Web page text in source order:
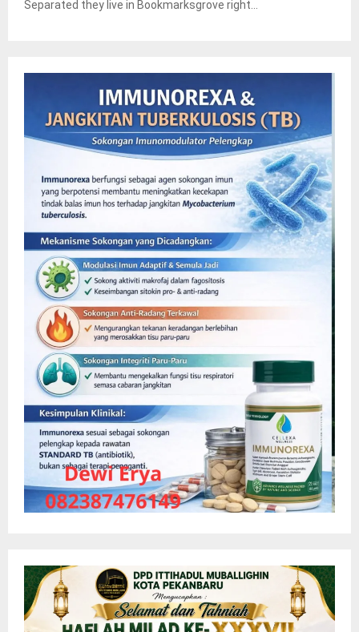
Separated they live in Bookmarksgrove right...